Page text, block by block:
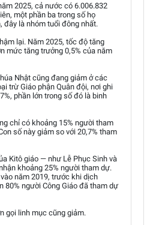
2025, cả nước có 6.006.832
một phần ba trong số họ
đây là nhóm tuổi đông nhất.
lại. Năm 2025, tốc độ tăng
mức tăng trưởng 0,5% của năm
Nhật cũng đang giảm ở các
trừ Giáo phận Quân đội, nơi ghi
phần lớn trong số đó là binh
chỉ có khoảng 15% người tham
số này giảm so với 20,7% tham
Kitô giáo — như Lễ Phục Sinh và
khoảng 25% người tham dự.
năm 2019, trước khi dịch
80% người Công Giáo đã tham dự
gọi linh mục cũng giảm.